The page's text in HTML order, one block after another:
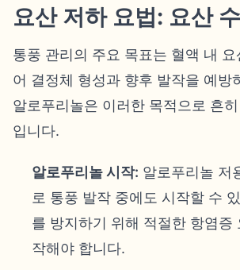
요산 저하 요법: 요산
통풍 관리의 주요 목표는 혈액 내
어 결정체 형성과 향후 발작을 예방
알로푸리놀은 이러한 목적으로 흔
입니다.
알로푸리놀 시작: 알로푸리놀 저
로 통풍 발작 중에도 시작할 수
를 방지하기 위해 적절한 항염증
작해야 합니다.